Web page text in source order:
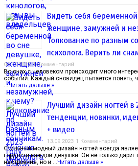
Видеть себя
женщине, замужней и
Толкование по разным
психолога. Верить ли
04.10.2023 1 Комментарий
Во снах с человеком происходит много
событий. Каждый сновидец пытается понять,
…Читать дальше »
Лучший дизайн ногтей в
тенденции, новинки,
+ видео
13.09.2023 1 Комментарий
Стильный модный дизайн ногтей всегда
гордости каждой девушки. Он не только дарит
настроение, но и …Читать дальше »